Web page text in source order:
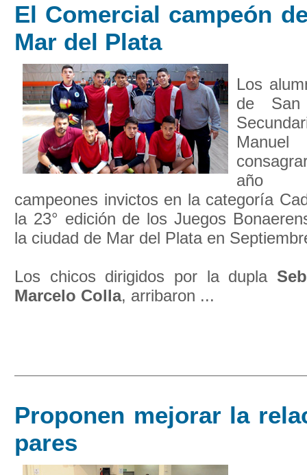
El Comercial campeón
Mar del Plata
Los
de San
año
campeones invictos en la categoría
la 23° edición de los Juegos
la ciudad de Mar del Plata en
Los chicos dirigidos por la dupla
Marcelo Colla, arribaron ...
Proponen mejorar la
pares